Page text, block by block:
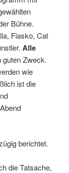
Bühne.
Fiasko, Cat
Alle
guten Zweck.
wie
ist die
berichtet.
die Tatsache,